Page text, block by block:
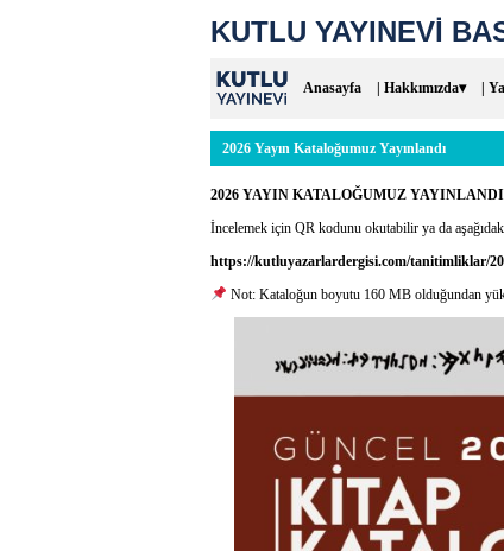
KUTLU YAYINEVİ
Anasayfa | Hakkımızda▾ |
2026 Yayın Kataloğumuz Yayınlandı
2026 YAYIN KATALOĞUMUZ
İncelemek için QR kodunu okutabilir ya da
https://kutluyazarlardergisi.com/tanitimliklar/
Not: Kataloğun boyutu 160 MB olduğundan